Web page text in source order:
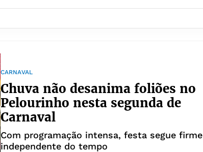
CARNAVAL
Chuva não desanima foliões no
Pelourinho nesta segunda de
Carnaval
Com programação intensa, festa segue firme
independente do tempo